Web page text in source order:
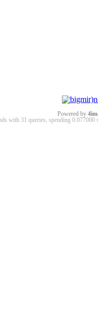
Powered by
with 31 queries, spending